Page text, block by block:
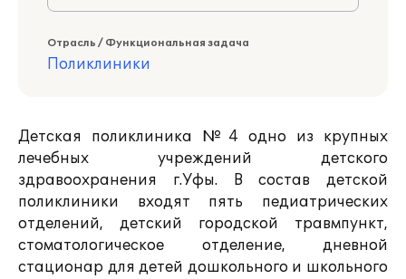
Отрасль / Функциональная задача
Поликлиники
Детская поликлиника №4 одно из крупных
лечебных учреждений детского
здравоохранения г.Уфы. В состав детской
поликлиники входят пять педиатрических
отделений, детский городской травмпункт,
стоматологическое отделение, дневной
стационар для детей дошкольного и школьного